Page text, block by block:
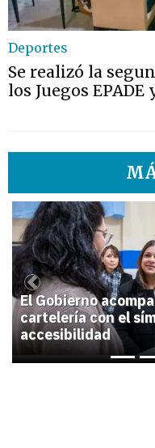
Deportes
Se realizó la
los Juegos EPADE
El Gobierno
cartelería con el
accesibilidad
Previous